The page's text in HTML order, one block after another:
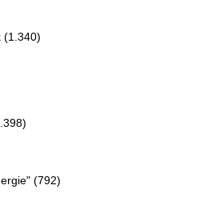
(1.340)
(792)